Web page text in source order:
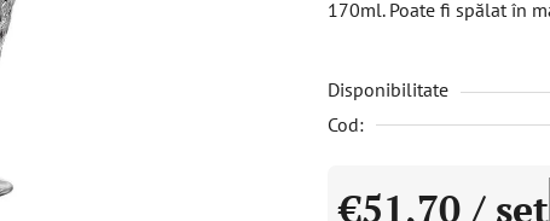
este
din
5
170ml. Poate fi spălat în
Disponibilitate
Cod:
€51,70 / set